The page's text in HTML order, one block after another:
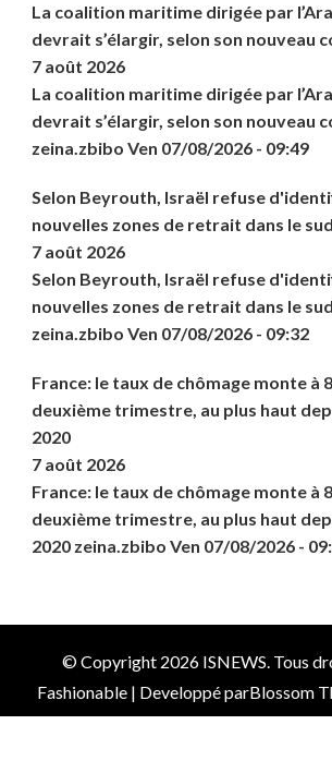
La coalition maritime dirigée par
devrait s’élargir, selon son nouveau
7 août 2026
La coalition maritime dirigée par
devrait s’élargir, selon son nouveau
zeina.zbibo Ven 07/08/2026 - 09:49
Selon Beyrouth, Israël refuse
nouvelles zones de retrait dans le
7 août 2026
Selon Beyrouth, Israël refuse
nouvelles zones de retrait dans le
zeina.zbibo Ven 07/08/2026 - 09:32
France: le taux de chômage monte à
deuxième trimestre, au plus haut
2020
7 août 2026
France: le taux de chômage monte à
deuxième trimestre, au plus haut
2020 zeina.zbibo Ven 07/08/2026 -
© Copyright 2026 ISNEWS. Tous
Fashionable | Developpé parBlossom
parWordPress